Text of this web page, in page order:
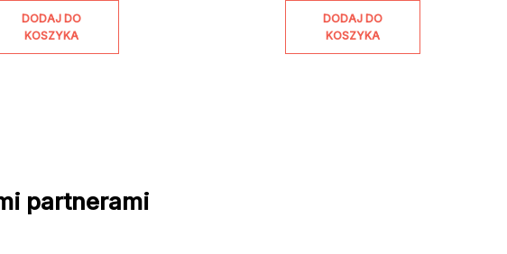
DODAJ DO
KOSZYKA
DODAJ DO
KOSZYKA
partnerami